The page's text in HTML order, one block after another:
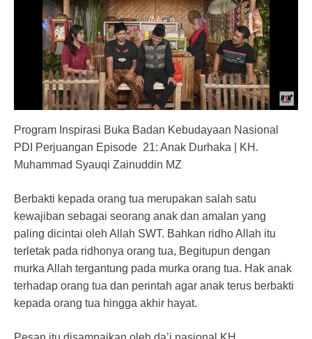
Program Inspirasi Buka Badan Kebudayaan Nasional
PDI Perjuangan Episode 21: Anak Durhaka | KH.
Muhammad Syauqi Zainuddin MZ
Berbakti kepada orang tua merupakan salah satu
kewajiban sebagai seorang anak dan amalan yang
paling dicintai oleh Allah SWT. Bahkan ridho Allah itu
terletak pada ridhonya orang tua, Begitupun dengan
murka Allah tergantung pada murka orang tua. Hak anak
terhadap orang tua dan perintah agar anak terus berbakti
kepada orang tua hingga akhir hayat.